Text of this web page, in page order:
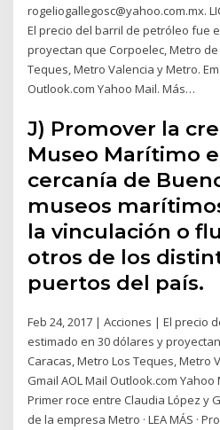
rogeliogallegosc@yahoo.com.mx.
El precio del barril de petróleo fue
proyectan que Corpoelec, Metro
Teques, Metro Valencia y Metro.
Outlook.com Yahoo Mail. Más…
J) Promover la
Museo Marítimo
cercanía de
museos
la vinculación o
otros de los
puertos del país.
Feb 24, 2017 | Acciones | El precio
estimado en 30 dólares y
Caracas, Metro Los Teques, Metro
Gmail AOL Mail Outlook.com
Primer roce entre Claudia López y
de la empresa Metro · LEA MÁS ·